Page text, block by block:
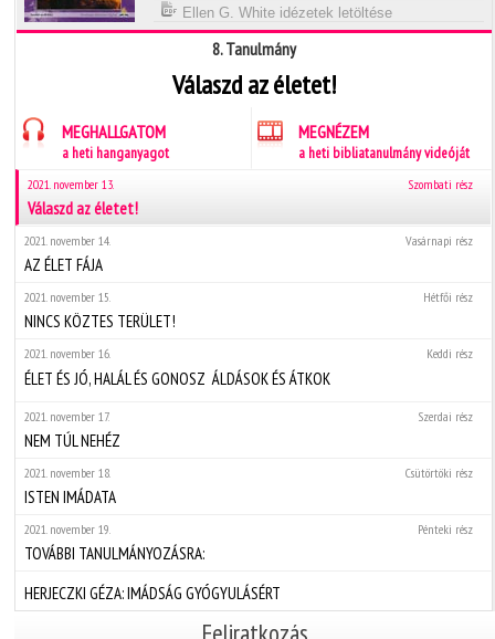
Ellen G. White idézetek letöltése
8. Tanulmány
Válaszd az életet!
MEGHALLGATOM
a heti hanganyagot
MEGNÉZEM
a heti bibliatanulmány videóját
Szombati rész
2021. november 13.
Válaszd az életet!
Vasárnapi rész
2021. november 14.
AZ ÉLET FÁJA
Hétfői rész
2021. november 15.
NINCS KÖZTES TERÜLET!
Keddi rész
2021. november 16.
ÉLET ÉS JÓ, HALÁL ÉS GONOSZ  ÁLDÁSOK ÉS ÁTKOK
Szerdai rész
2021. november 17.
NEM TÚL NEHÉZ
Csütörtöki rész
2021. november 18.
ISTEN IMÁDATA
Pénteki rész
2021. november 19.
TOVÁBBI TANULMÁNYOZÁSRA:
HERJECZKI GÉZA: IMÁDSÁG GYÓGYULÁSÉRT